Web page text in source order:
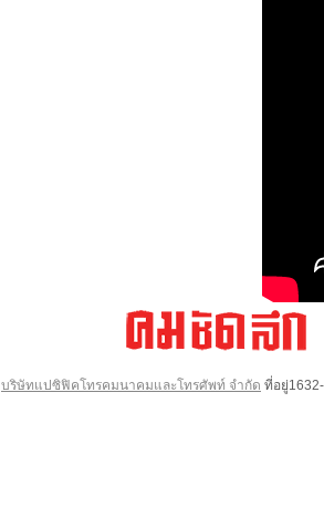
บริษัทแปซิฟิคโทรคมนาคมและโทรศัพท์ จำกัด ที่อยู่